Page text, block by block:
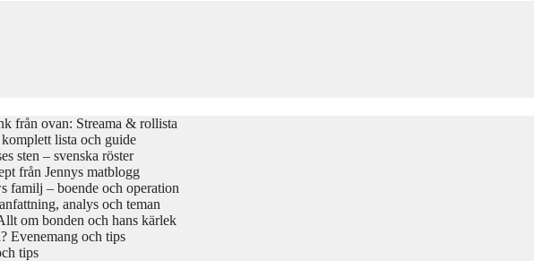
från ovan: Streama & rollista
lista och guide
sten – svenska röster
från Jennys matblogg
familj – boende och operation
analys och teman
om bonden och hans kärlek
Evenemang och tips
tips